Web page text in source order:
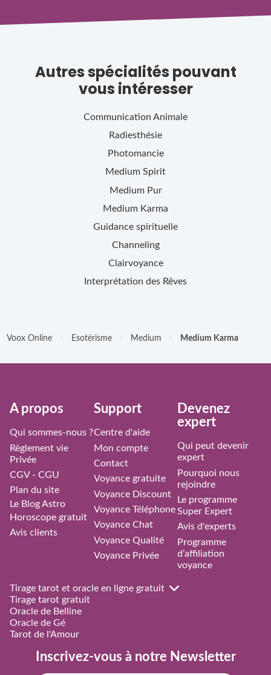
Autres spécialités pouvant
vous intéresser
Communication Animale
Radiesthésie
Photomancie
Medium Spirit
Medium Pur
Medium Karma
Guidance spirituelle
Channeling
Clairvoyance
Interprétation des Rêves
Voox Online Esotérisme Medium Medium Karma
À propos
Qui sommes-nous ?
Règlement vie
Privée
CGV - CGU
Plan du site
Le Blog Astro
Horoscope gratuit
Avis clients
Support
Centre d'aide
Mon compte
Contact
Voyance gratuite
Voyance Discount
Voyance Téléphone
Voyance Chat
Voyance Qualité
Voyance Privée
Devenez
expert
Qui peut devenir
expert
Pourquoi nous
rejoindre
Le programme
Super Expert
Avis d'experts
Programme
d’affiliation
voyance
Tirage tarot et oracle en ligne gratuit
Tirage tarot gratuit
Oracle de Belline
Oracle de Gé
Tarot de l'Amour
Inscrivez-vous à notre Newsletter